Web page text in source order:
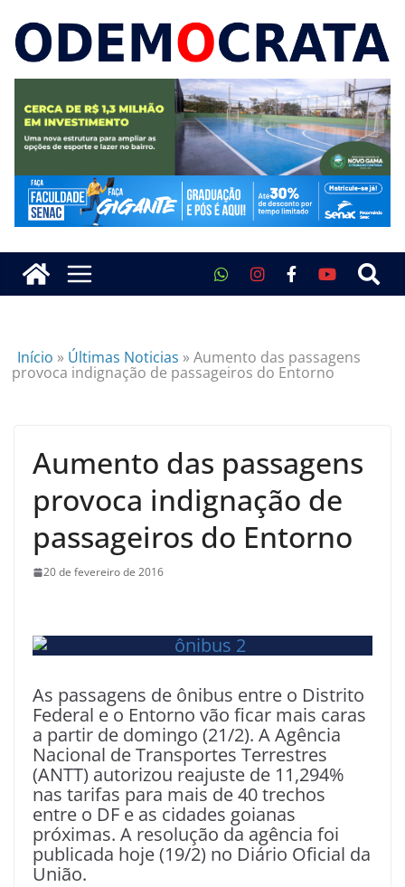
Início » Últimas Noticias »Aumento das passagens
provoca indignação de passageiros do Entorno
Aumento das passagens
provoca indignação de
passageiros do Entorno
20 de fevereiro de 2016
As passagens de ônibus entre o Distrito
Federal e o Entorno vão ficar mais caras
a partir de domingo (21/2). A Agência
Nacional de Transportes Terrestres
(ANTT) autorizou reajuste de 11,294%
nas tarifas para mais de 40 trechos
entre o DF e as cidades goianas
próximas. A resolução da agência foi
publicada hoje (19/2) no Diário Oficial da
União.